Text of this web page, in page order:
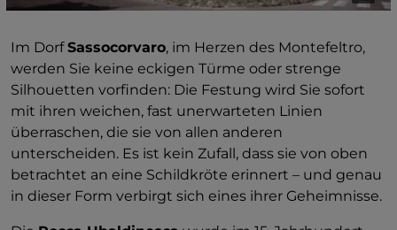
einen Seite erstrecken sich die Hügel, auf der
sollten Sie am späten Nachmittag kommen, wenn
das Licht die Ziegelsteine zum Leuchten bringt und
die ganze Anlage noch eindrucksvoller wirkt.
Im DorfSassocorvaro, im Herzen des Montefeltro,
werden Sie keine eckigen Türme oder strenge
Silhouetten vorfinden: Die Festung wird Sie sofort
mit ihren weichen, fast unerwarteten Linien
überraschen, die sie von allen anderen
unterscheiden. Es ist kein Zufall, dass sie von oben
betrachtet an eine Schildkröte erinnert – und genau
in dieser Form verbirgt sich eines ihrer Geheimnisse.